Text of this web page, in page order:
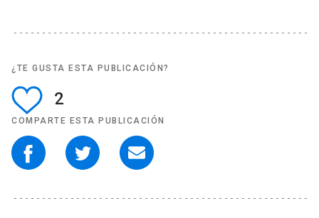
¿TE GUSTA ESTA PUBLICACIÓN?
2
COMPARTE ESTA PUBLICACIÓN